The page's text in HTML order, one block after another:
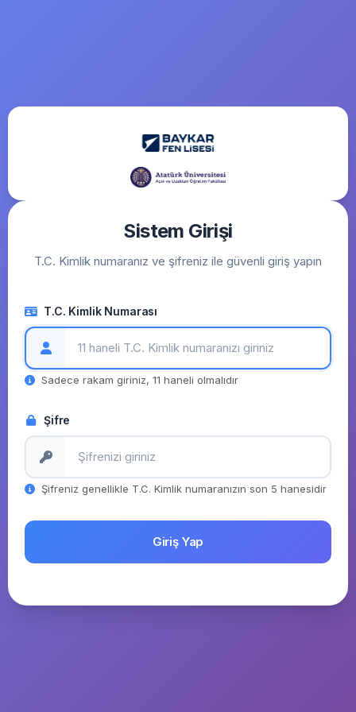
Sistem Girişi
T.C. Kimlik numaranız ve şifreniz ile güvenli giriş yapın
T.C. Kimlik Numarası
Sadece rakam giriniz, 11 haneli olmalıdır
Şifre
Şifreniz genellikle T.C. Kimlik numaranızın son 5 hanesidir